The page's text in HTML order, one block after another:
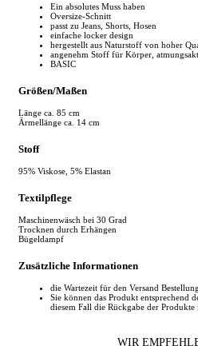
Ein absolutes Muss haben
Oversize-Schnitt
passt zu Jeans, Shorts, Hosen
einfache locker design
hergestellt aus Naturstoff von hoher
angenehm Stoff für Körper,
BASIC
Größen/Maßen
Länge ca. 85 cm
Ärmellänge ca. 14 cm
Stoff
95% Viskose, 5% Elastan
Textilpflege
Maschinenwäsch bei 30 Grad
Trocknen durch Erhängen
Bügeldampf
Zusätzliche Informationen
die Wartezeit für den Versand
Sie können das Produkt entsprechend
diesem Fall die Rückgabe der
WIR